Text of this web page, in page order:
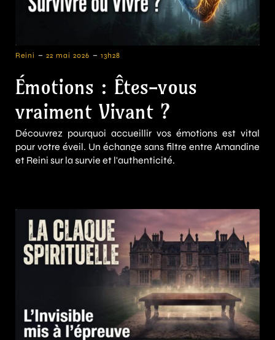
Reini - 22 mai 2026 - 13h28
Émotions : Êtes-vous
vraiment Vivant ?
Découvrez pourquoi accueillir vos émotions est vital
pour votre éveil. Un échange sans filtre entre Amandine
et Reini sur la survie et l'authenticité.